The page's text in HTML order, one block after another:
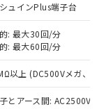
ュインPlus端子台
: 最大30回/分
: 最大60回/分
以上 (DC500Vメガ、点
とアース間: AC2500V
業取扱
準価格
もので
中には、
品もある
物質）の
認中の
で、有
として
などや
RoHSの
RoHSの
。ち、外国